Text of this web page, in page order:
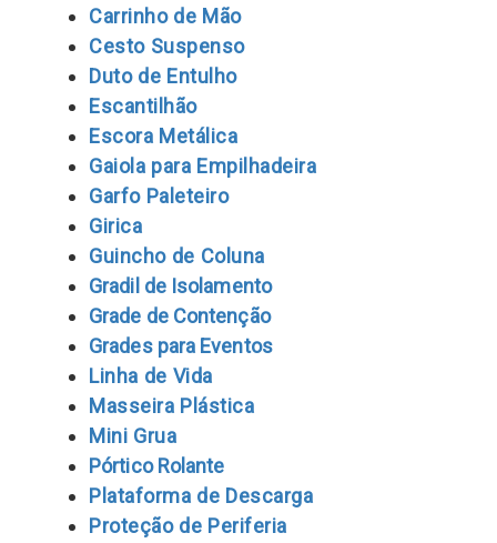
Carrinho de Mão
Cesto Suspenso
Duto de Entulho
Escantilhão
Escora Metálica
Gaiola para Empilhadeira
Garfo Paleteiro
Girica
Guincho de Coluna
Gradil de Isolamento
Grade de Contenção
Grades para Eventos
Linha de Vida
Masseira Plástica
Mini Grua
Pórtico Rolante
Plataforma de Descarga
Proteção de Periferia